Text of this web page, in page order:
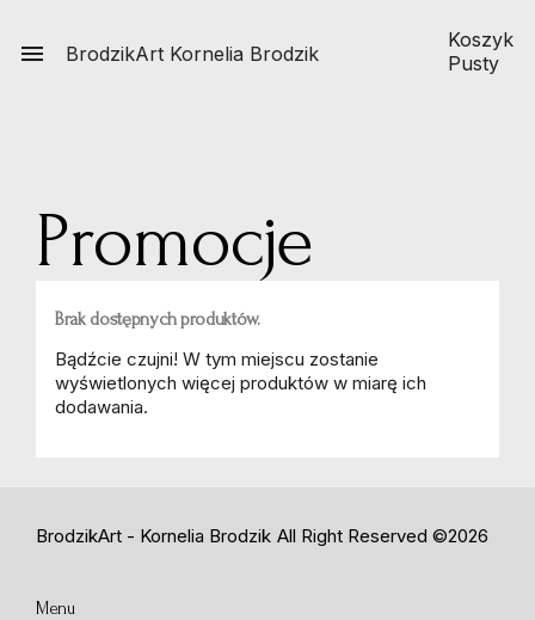

Koszyk
Pusty
BrodzikArt Kornelia Brodzik
Promocje
Brak dostępnych produktów.
Bądźcie czujni! W tym miejscu zostanie
wyświetlonych więcej produktów w miarę ich
dodawania.
BrodzikArt - Kornelia Brodzik All Right Reserved ©2026
Menu